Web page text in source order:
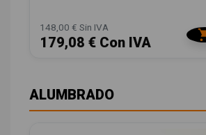
148,00 € Sin IVA
179,08 € Con IVA
ALUMBRADO